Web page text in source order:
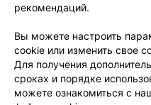
Zhukovskaya
1.5 км • ул. Леонида Беды
Салон красоты
Маникюр и педикюр с
рекомендаций.
Вы можете настроить
cookie или изменить свое
Для получения
сроках и порядке
можете ознакомиться с